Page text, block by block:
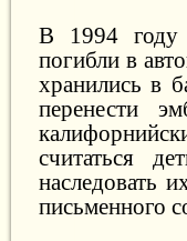
В 1994 году
погибли в
хранились в
перенести
считаться
наследовать
письменного